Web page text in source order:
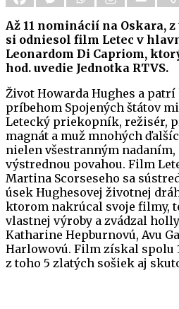
Až 11 nominácií na Oskara,
si odniesol film Letec v
Leonardom Di Capriom,
hod. uvedie Jednotka RTVS.
Život Howarda Hughes a
príbehom Spojených štátov
Letecký priekopník, režisér,
magnát a muž mnohých
nielen všestranným nadaním,
výstrednou povahou. Film
Martina Scorseseho sa
úsek Hughesovej životnej
ktorom nakrúcal svoje filmy,
vlastnej výroby a zvádzal
Katharine Hepburnovú, Avu
Harlowovú. Film získal spolu
z toho 5 zlatých sošiek aj